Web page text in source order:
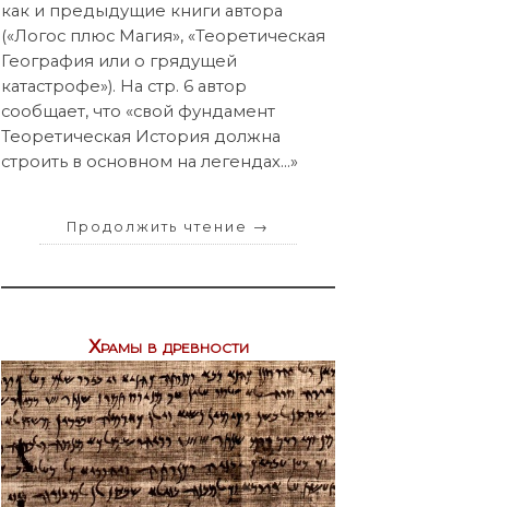
как и предыдущие книги автора
(«Логос плюс Магия», «Теоретическая
География или о грядущей
катастрофе»). На стр. 6 автор
сообщает, что «свой фундамент
Теоретическая История должна
строить в основном на легендах…»
Продолжить чтение →
Храмы в древности